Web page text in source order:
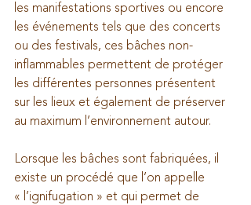
les manifestations sportives ou encore
les événements tels que des concerts
ou des festivals, ces bâches non-
inflammables permettent de protéger
les différentes personnes présentent
sur les lieux et également de préserver
au maximum l’environnement autour.
Lorsque les bâches sont fabriquées, il
existe un procédé que l’on appelle
« l’ignifugation » et qui permet de